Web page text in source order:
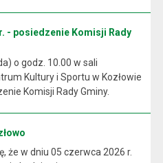
- posiedzenie Komisji Rady
o godz. 10.00 w sali
Kultury i Sportu w Kozłowie
Komisji Rady Gminy.
że w dniu 05 czerwca 2026 r.